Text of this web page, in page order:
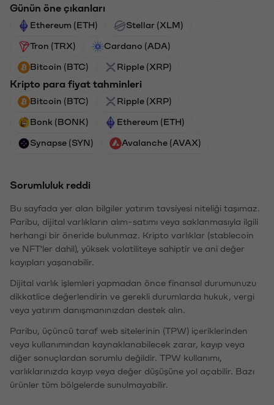
Günün öne çıkanları
Ethereum (ETH) Stellar (XLM)
Tron (TRX) Cardano (ADA)
Bitcoin (BTC) Ripple (XRP)
Kripto para fiyat tahminleri
Bitcoin (BTC) Ripple (XRP)
Bonk (BONK) Ethereum (ETH)
Synapse (SYN) Avalanche (AVAX)
Sorumluluk reddi
Bu sayfada yer alan bilgiler yatırım tavsiyesi niteliği taşımaz.
Paribu, dijital varlıkların alım-satımı veya saklanmasıyla ilgili
herhangi bir öneride bulunmaz. Kripto varlıklar (stablecoin
ve NFT'ler dahil), yüksek volatiliteye sahiptir ve ani değer
kayıpları yaşanabilir.
Dijital varlık işlemleri yapmadan önce finansal durumunuzu
dikkatlice değerlendirin ve gerekli durumlarda hukuk, vergi
veya yatırım danışmanınızdan destek alın.
Paribu, üçüncü taraf web sitelerinin (TPW) içeriklerinden
veya kullanımından kaynaklanabilecek zarar, kayıp veya
diğer sonuçlardan sorumlu değildir. TPW kullanımı,
varlıklarınızda kayıp veya değer düşüşüne yol açabilir. Bazı
ürünler tüm bölgelerde sunulmayabilir.